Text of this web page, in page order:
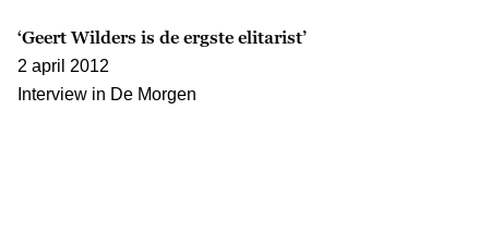
‘Geert Wilders is de ergste elitarist’
2 april 2012
Interview in De Morgen